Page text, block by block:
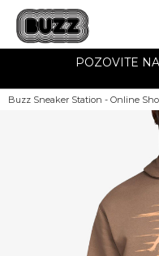
POZOVITE
Buzz Sneaker Station - Online